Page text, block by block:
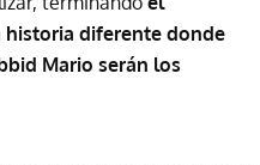
diferente donde
Mario serán los